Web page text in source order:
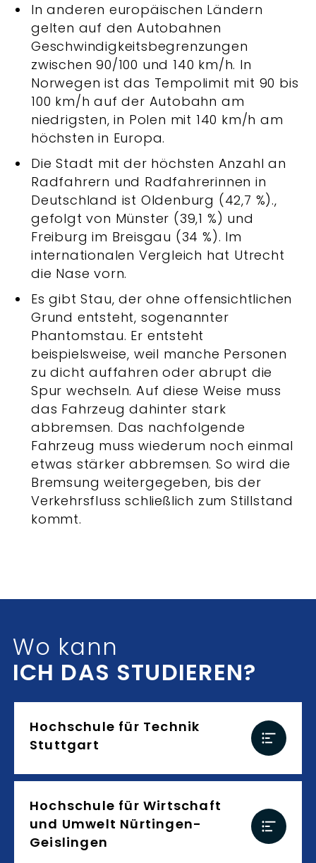
In anderen europäischen Ländern
gelten auf den Autobahnen
Geschwindigkeitsbegrenzungen
zwischen 90/100 und 140 km/h. In
Norwegen ist das Tempolimit mit 90 bis
100 km/h auf der Autobahn am
niedrigsten, in Polen mit 140 km/h am
höchsten in Europa.
Die Stadt mit der höchsten Anzahl an
Radfahrern und Radfahrerinnen in
Deutschland ist Oldenburg (42,7 %).,
gefolgt von Münster (39,1 %) und
Freiburg im Breisgau (34 %). Im
internationalen Vergleich hat Utrecht
die Nase vorn.
Es gibt Stau, der ohne offensichtlichen
Grund entsteht, sogenannter
Phantomstau. Er entsteht
beispielsweise, weil manche Personen
zu dicht auffahren oder abrupt die
Spur wechseln. Auf diese Weise muss
das Fahrzeug dahinter stark
abbremsen. Das nachfolgende
Fahrzeug muss wiederum noch einmal
etwas stärker abbremsen. So wird die
Bremsung weitergegeben, bis der
Verkehrsfluss schließlich zum Stillstand
kommt.
Wo kann
ICH DAS STUDIEREN?
Hochschule für Technik
Stuttgart
Hochschule für Wirtschaft
und Umwelt Nürtingen-
Geislingen